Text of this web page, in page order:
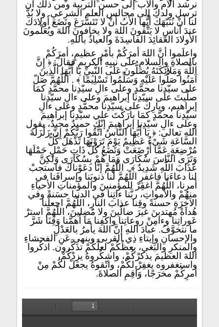
نرشد الأم والأب إلى حسن التربية ومن ذلك أن
ترسل ولدك إلى مجالس العلم الشرعي. ولا بُدَّ
لنا أنْ نُنَبّهَكَ أيُّها الأبُ أنْ لا تَتَسَّرَعَ وتَضَعَ أولادَكَ
عندَ أناسٍ لا يَتَّقونَ اللهَ ولا يخافونَ اللهَ ويُعَلّمونَ
الأولادَ العقائِدَ الفاسِدَةَ والعياذُ باللهِ.
واعلَموا أنَّ اللهَ أمرَكُمْ بأمْرٍ عظيمٍ، أمرَكُمْ
بالصلاةِ والسلامِ على نبيِهِ الكريمِ فقالَ: ﴿ إِنَّ
اللَّهَ وَمَلاَئِكَتَهُ يُصَلُّونَ عَلَى النَّبِيِّ يَا أَيُّهَا الَّذِينَ
آمَنُوا صَلُّوا عَلَيْهِ وَسَلِّمُوا تَسْلِيمًا ﴾ . اللّهُمَّ صَلّ
على سيّدِنا محمَّدٍ وعلى ءالِ سيّدِنا محمَّدٍ كمَا
صلّيتَ على سيّدِنا إبراهيمَ وعلى ءالِ سيّدِنا
إبراهيم، وبارِكْ على سيّدِنا محمَّدٍ وعلى ءالِ
سيّدِنا محمَّدٍ كمَا بارَكْتَ على سيّدِنا إبراهيمَ
وعلى ءالِ سيّدِنا إبراهيمَ إنّكَ حميدٌ مجيدٌ، يقول
الله تعالى: ﴿ يَا أَيُّهَا النَّاسُ اتَّقُوا رَبَّكُمْ إِنَّ زَلْزَلَةَ
السَّاعَةِ شَىْءٌ عَظِيمٌ يَوْمَ تَرَوْنَهَا تَذْهَلُ كُلُّ
مُرْضِعَةٍ عَمَّا أَرْضَعَتْ وَتَضَعُ كُلُّ ذَاتِ حَمْلٍ حَمْلَهَا
وَتَرَى النَّاسَ سُكَارَى وَمَا هُمْ بِسُكَارَى وَلَكِنَّ
عَذَابَ اللَّهِ شَدِيدٌ ﴾ . اللّهُمَّ إنَّا دعَوْناكَ فاستجبْ
لنا دعاءَنا فاغفرِ اللّهُمَّ لنا ذنوبَنا وإسرافَنا في
أمرِنا، اللّهُمَّ اغفِرْ للمؤمنينَ والمؤمناتِ الأحياءِ
منهُمْ والأمواتِ، ربَّنا ءاتِنا في الدنيا حسَنةً وفي
الآخِرَةِ حسنةً وقِنا عذابَ النارِ، اللّهُمَّ اجعلْنا
هُداةً مُهتدينَ غيرَ ضالّينَ ولا مُضِلينَ، اللّهُمَّ استرْ
عَوراتِنا وءامِنْ روعاتِنا واكفِنا مَا أَهمَّنا وَقِنَا شَرَّ
ما نتخوَّفُ. عبادَ اللهِ إنَّ اللهَ يأمرُ بالعَدْلِ
والإحسانِ وإيتاءِ ذِي القربى وينهى عَنِ الفحشاءِ
والمنكرِ والبَغي، يعظُكُمْ لعلَّكُمْ تذَكَّرون. اذكُروا
اللهَ العظيمَ يذكرْكُمْ، واشكُروهُ يزِدْكُمْ،
واستغفروه يغفِرْ لكُمْ، واتّقوهُ يجعلْ لكُمْ مِنْ
أمرِكُمْ مخرَجًا، وَأَقِمِ الصلاةَ.